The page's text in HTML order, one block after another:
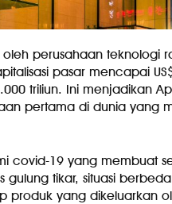
perusahaan teknologi
pasar mencapai
triliun. Ini menjadikan
pertama di dunia yang
covid-19 yang membuat
gulung tikar, situasi
produk yang dikeluarkan